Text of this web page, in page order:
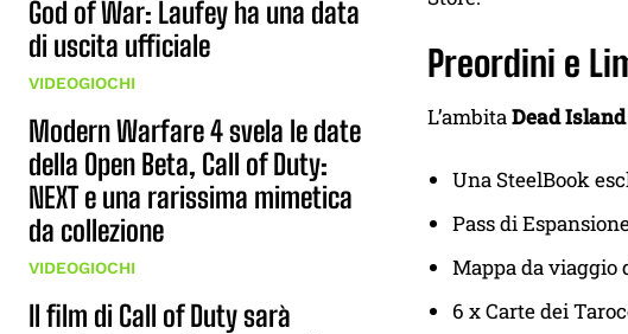
God of War: Laufey ha una data
di uscita ufficiale
VIDEOGIOCHI
Modern Warfare 4 svela le date
della Open Beta, Call of Duty:
NEXT e una rarissima mimetica
da collezione
VIDEOGIOCHI
Il film di Call of Duty sarà
Preordini e
L’ambitaDead
Una SteelBook
Pass di
Mappa da viaggio
6 x Carte dei